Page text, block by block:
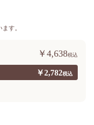
す。
￥2,782
￥4,638